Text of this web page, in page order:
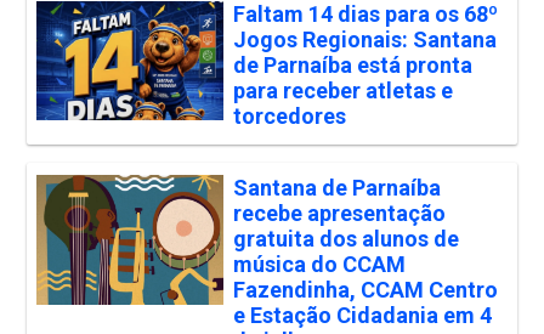
Faltam 14 dias para os 68º
Jogos Regionais: Santana
de Parnaíba está pronta
para receber atletas e
torcedores
Santana de Parnaíba
recebe apresentação
gratuita dos alunos de
música do CCAM
Fazendinha, CCAM Centro
e Estação Cidadania em 4